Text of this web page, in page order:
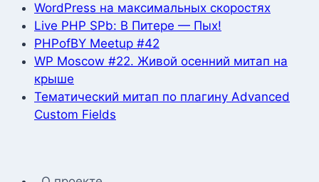
WordPress на максимальных скоростях
Live PHP SPb: В Питере — Пых!
PHPofBY Meetup #42
WP Moscow #22. Живой осенний митап на
крыше
Тематический митап по плагину Advanced
Custom Fields